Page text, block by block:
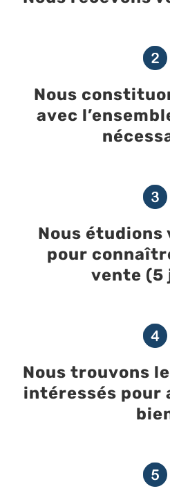
Nous
avec
Nous
pour
vente (5
Nous trouvons
intéressés pour